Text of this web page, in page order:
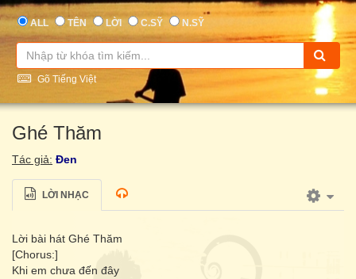
ALL TÊN LỜI C.SỸ N.SỸ
Gõ Tiếng Việt
Ghé Thăm
Tác giả: Đen
LỜI NHẠC
Lời bài hát Ghé Thăm
[Chorus:]
Khi em chưa đến đây